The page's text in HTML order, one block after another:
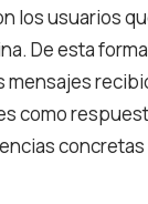
los usuarios
De esta
mensajes
como
concretas